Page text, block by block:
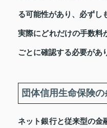
る可能性があり、必ずし
実際にどれだけの手数料
ごとに確認する必要があ
団体信用生命保険の
ネット銀行と従来型の金